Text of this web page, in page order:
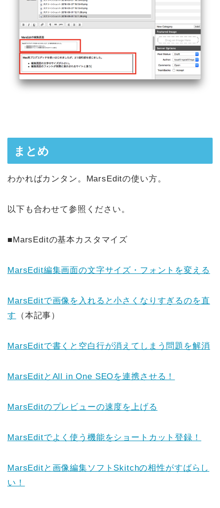
まとめ
わかればカンタン。MarsEditの使い方。
以下も合わせて参照ください。
■MarsEditの基本カスタマイズ
MarsEdit編集画面の文字サイズ・フォントを変える
MarsEditで画像を入れると小さくなりすぎるのを直
す （本記事）
MarsEditで書くと空白行が消えてしまう問題を解消
MarsEditとAll in One SEOを連携させる！
MarsEditのプレビューの速度を上げる
MarsEditでよく使う機能をショートカット登録！
MarsEditと画像編集ソフトSkitchの相性がすばらし
い！